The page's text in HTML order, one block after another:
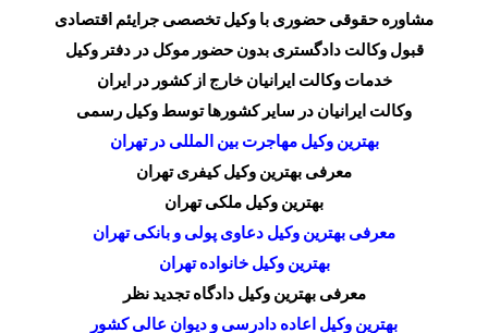
مشاوره حقوقی حضوری با وکیل تخصصی جرایئم اقتصادی
قبول وکالت دادگستری بدون حضور موکل در دفتر وکیل
خدمات وکالت ایرانیان خارج از کشور در ایران
وکالت ایرانیان در سایر کشورها توسط وکیل رسمی
بهترین وکیل مهاجرت بین المللی در تهران
معرفی بهترین وکیل کیفری تهران
بهترین وکیل ملکی تهران
معرفی بهترین وکیل دعاوی پولی و بانکی تهران
بهترین وکیل خانواده تهران
معرفی بهترین وکیل دادگاه تجدید نظر
بهترین وکیل اعاده دادرسی و دیوان عالی کشور